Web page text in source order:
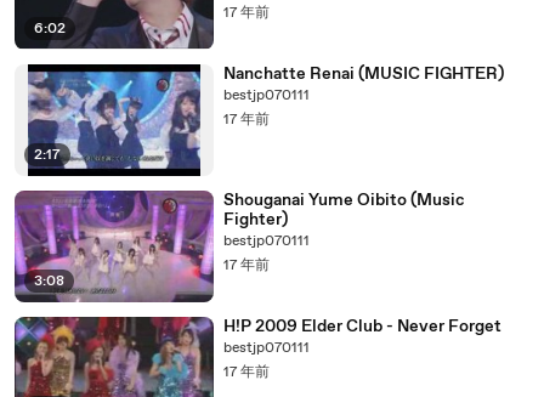
6:02
17 年前
2:17
Nanchatte Renai (MUSIC FIGHTER)
bestjp070111
17 年前
3:08
Shouganai Yume Oibito (Music
Fighter)
bestjp070111
17 年前
H!P 2009 Elder Club - Never Forget
bestjp070111
17 年前